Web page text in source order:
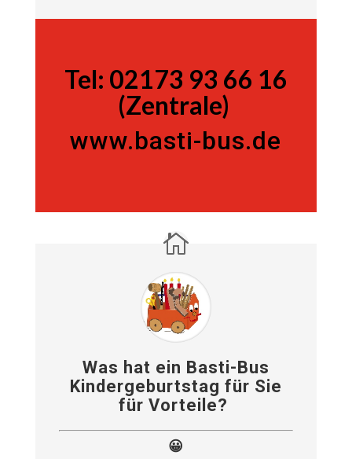
Tel: 02173 93 66 16
(Zentrale)
www.basti-bus.de
Was hat ein Basti-Bus
Kindergeburtstag für Sie
für Vorteile?
😀